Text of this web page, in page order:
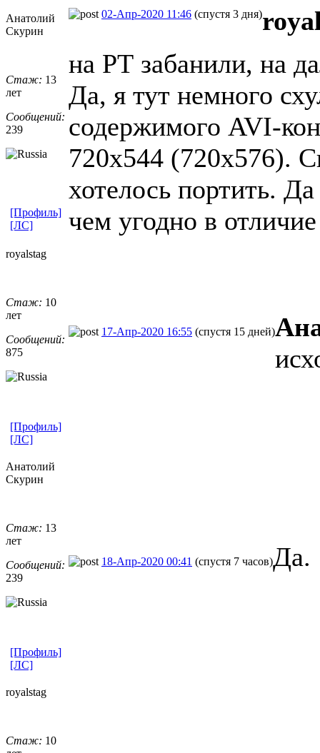
Анатолий
Скурин
Стаж: 13
лет
Сообщений:
239
02-Апр-2020 11:46 (спустя 3 дня)
на РТ забанили, на
Да, я тут немного
содержимого AVI-
720x544 (720x576).
хотелось портить.
чем угодно в
[Профиль]
[ЛС]
royalstag
Стаж: 10
лет
Сообщений:
875
17-Апр-2020 16:55 (спустя 15 дней)
[Профиль]
[ЛС]
Анатолий
Скурин
Стаж: 13
лет
Сообщений:
239
18-Апр-2020 00:41 (спустя 7 часов)Да.
[Профиль]
[ЛС]
royalstag
Стаж: 10